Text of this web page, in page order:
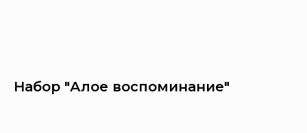
Набор "Алое воспоминание"